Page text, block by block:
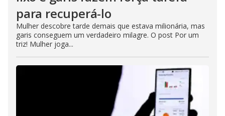
para recuperá-lo
Mulher descobre tarde demais que estava milionária, mas
garis conseguem um verdadeiro milagre. O post Por um
triz! Mulher joga...